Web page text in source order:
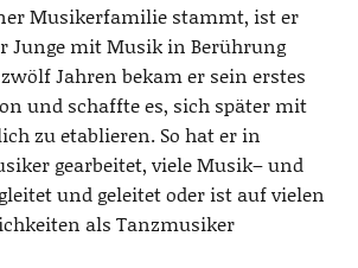
Musikerfamilie stammt, ist er
Junge mit Musik in Berührung
Jahren bekam er sein erstes
und schaffte es, sich später mit
zu etablieren. So hat er in
gearbeitet, viele Musik– und
und geleitetoder ist auf vielen
als Tanzmusiker